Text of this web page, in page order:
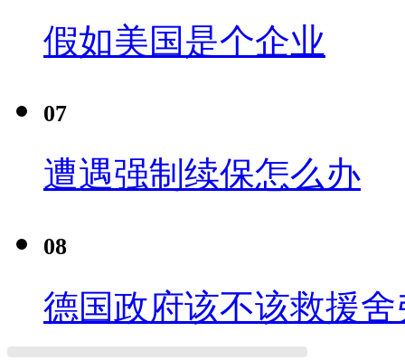
假如美国是个企业
07
遭遇强制续保怎么办
08
德国政府该不该救援舍